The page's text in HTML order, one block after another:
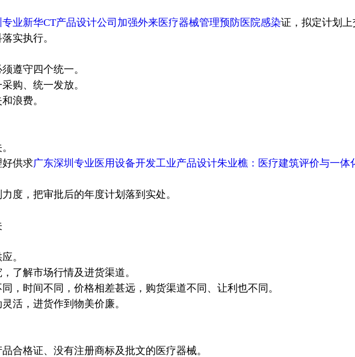
专业新华CT产品设计公司加强外来医疗器械管理预防医院感染证，拟定计划上
实执行。
遵守四个统一。
购、统一发放。
浪费。
供求广东深圳专业医用设备开发工业产品设计朱业樵：医疗建筑评价与一体
度，把审批后的年度计划落到实处。
。
了解市场行情及进货渠道。
，时间不同，价格相差甚远，购货渠道不同、让利也不同。
活，进货作到物美价廉。
合格证、没有注册商标及批文的医疗器械。